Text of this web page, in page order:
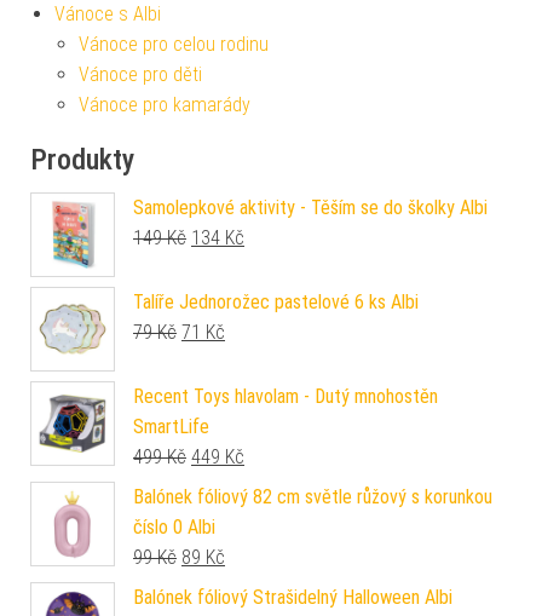
Vánoce s Albi
Vánoce pro celou rodinu
Vánoce pro děti
Vánoce pro kamarády
Produkty
Samolepkové aktivity - Těším se do školky Albi
149Kč Původní cena byla: 149 Kč.
134 Kč
Talíře Jednorožec pastelové 6 ks Albi
79Kč Původní cena byla: 79 Kč.
71 Kč
Recent Toys hlavolam - Dutý mnohostěn
SmartLife
499Kč Původní cena byla: 499 Kč.
449 Kč
Balónek fóliový 82 cm světle růžový s korunkou
číslo 0 Albi
99Kč Původní cena byla: 99 Kč.
89 Kč
Balónek fóliový Strašidelný Halloween Albi